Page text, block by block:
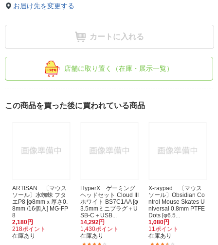
お届け先を変更する
カートに入れる
店舗に取り置く（在庫・展示一覧）
この商品を買った後に買われている商品
ARTISAN 〔マウス
ソール〕水蜘蛛 フタ
エP8 [φ8mmｘ厚さ0.
8mm /16個入] MG-FP
8
2,180円
218ポイント
在庫あり
HyperX ゲーミング
ヘッドセット Cloud III
ホワイト BS7C1AA [φ
3.5mmミニプラグ＋U
SB-C＋USB...
14,292円
1,430ポイント
在庫あり
X-raypad 〔マウス
ソール〕Obsidian Co
ntrol Mouse Skates U
niversal 0.8mm PTFE
Dots [φ6.5...
1,080円
11ポイント
在庫あり